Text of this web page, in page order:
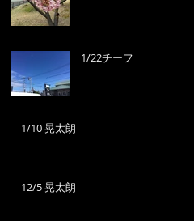
1/22チーフ
1/10 晃太朗
12/5 晃太朗